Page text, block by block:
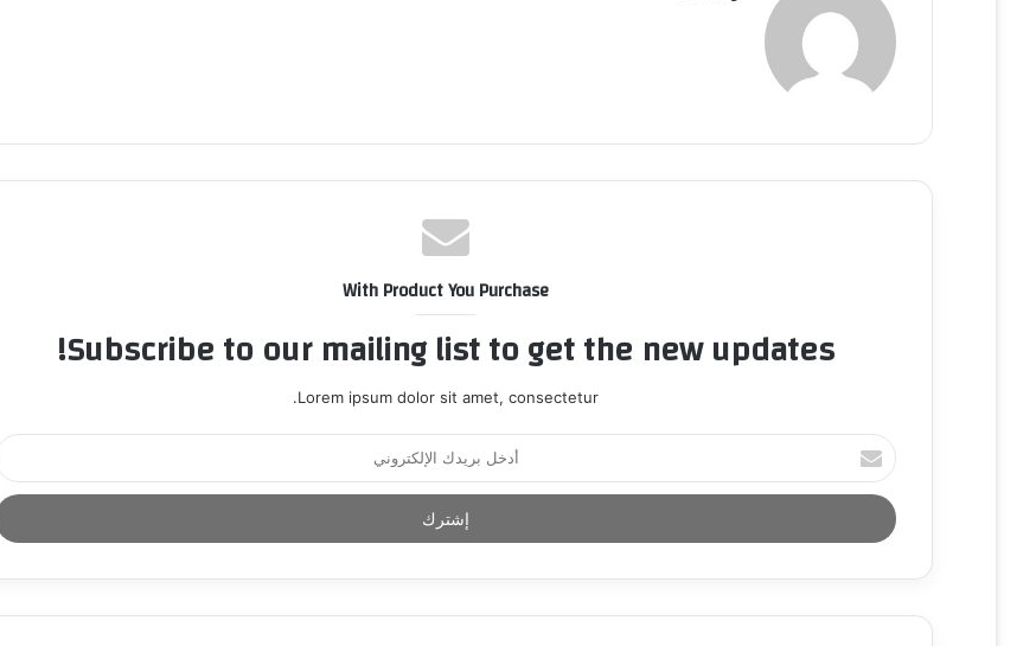
With Product You Purchase
Subscribe to our mailing list to get the new updates!
Lorem ipsum dolor sit amet, consectetur.
أ
د
خ
ل
د